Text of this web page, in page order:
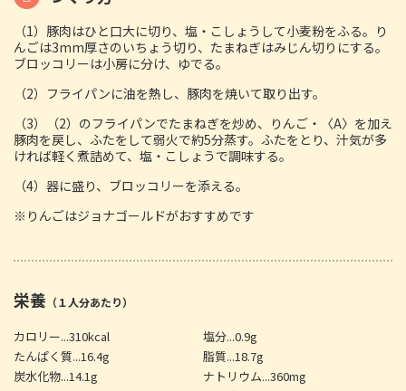
（1）豚肉はひと口大に切り、塩・こしょうして小麦粉をふる。り
んごは3mm厚さのいちょう切り、たまねぎはみじん切りにする。
ブロッコリーは小房に分け、ゆでる。
（2）フライパンに油を熱し、豚肉を焼いて取り出す。
（3）（2）のフライパンでたまねぎを炒め、りんご・〈A〉を加え
豚肉を戻し、ふたをして弱火で約5分蒸す。ふたをとり、汁気が多
ければ軽く煮詰めて、塩・こしょうで調味する。
（4）器に盛り、ブロッコリーを添える。
※りんごはジョナゴールドがおすすめです
栄養 （１人分あたり）
カロリー...310kcal
塩分...0.9g
たんぱく質...16.4g
脂質...18.7g
炭水化物...14.1g
ナトリウム...360mg